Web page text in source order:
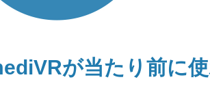
が当たり前に